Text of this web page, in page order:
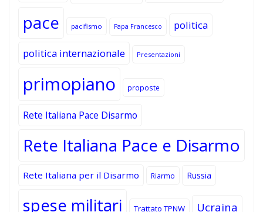
pace pacifismo Papa Francesco politica
politica internazionale Presentazioni
primopiano proposte
Rete Italiana Pace Disarmo
Rete Italiana Pace e Disarmo
Rete Italiana per il Disarmo Riarmo Russia
spese militari Trattato TPNW Ucraina